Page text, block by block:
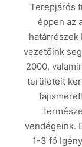
Terepjárós
éppen az
határrészek
vezetőink
2000,
területeit
vendégeink.
1-3 fő